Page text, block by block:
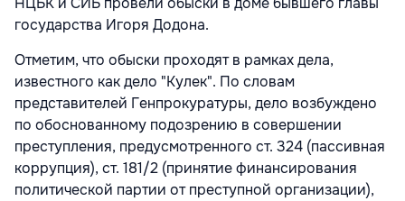
государства Игоря Додона.
Отметим, что обыски проходят в рамках дела,
известного как дело "Кулек". По словам
представителей Генпрокуратуры, дело возбуждено
по обоснованному подозрению в совершении
преступления, предусмотренного ст. 324 (пассивная
коррупция), ст. 181/2 (принятие финансирования
политической партии от преступной организации),